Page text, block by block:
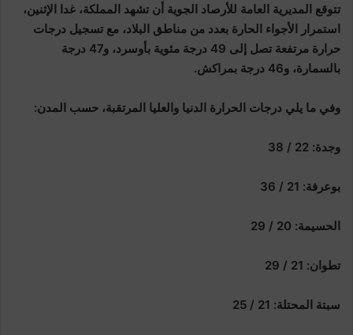
تتوقع المديرية العامة للأرصاد الجوية أن تشهد المملكة، غدا الإثنين،
استمرار الأجواء الحارة بعدد من مناطق البلاد، مع تسجيل درجات
حرارة مرتفعة تصل إلى 49 درجة مئوية بأوسرد، و47 درجة
بالسمارة، و46 درجة بمراكش.
وفي ما يلي درجات الحرارة الدنيا والعليا المرتقبة، حسب المدن:
وجدة: 22 / 38
بوعرفة: 21 / 36
الحسيمة: 20 / 29
تطوان: 21 / 29
سبتة المحتلة: 21 / 25